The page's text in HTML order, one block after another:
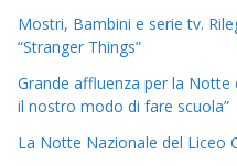
Mostri, Bambini e serie tv.
“Stranger Things”
Grande affluenza per la Notte
il nostro modo di fare scuola”
La Notte Nazionale del Liceo